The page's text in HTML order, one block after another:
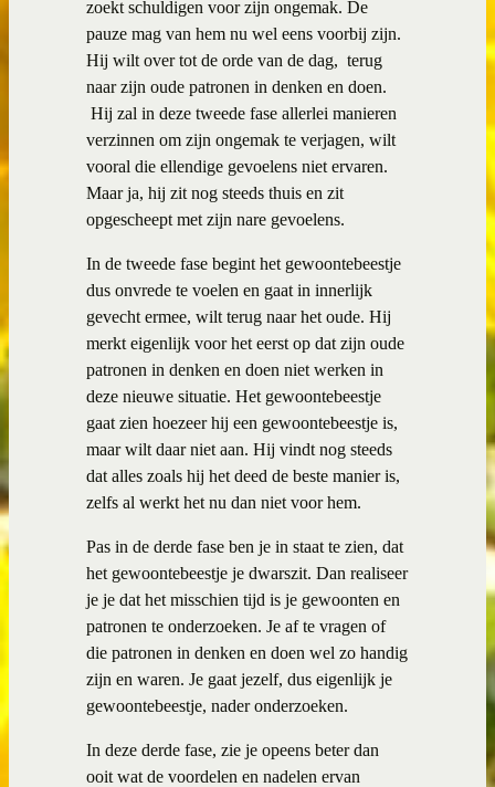
zoekt schuldigen voor zijn ongemak. De
pauze mag van hem nu wel eens voorbij zijn.
Hij wilt over tot de orde van de dag, terug
naar zijn oude patronen in denken en doen.
Hij zal in deze tweede fase allerlei manieren
verzinnen om zijn ongemak te verjagen, wilt
vooral die ellendige gevoelens niet ervaren.
Maar ja, hij zit nog steeds thuis en zit
opgescheept met zijn nare gevoelens.
In de tweede fase begint het gewoontebeestje
dus onvrede te voelen en gaat in innerlijk
gevecht ermee, wilt terug naar het oude. Hij
merkt eigenlijk voor het eerst op dat zijn oude
patronen in denken en doen niet werken in
deze nieuwe situatie. Het gewoontebeestje
gaat zien hoezeer hij een gewoontebeestje is,
maar wilt daar niet aan. Hij vindt nog steeds
dat alles zoals hij het deed de beste manier is,
zelfs al werkt het nu dan niet voor hem.
Pas in de derde fase ben je in staat te zien, dat
het gewoontebeestje je dwarszit. Dan realiseer
je je dat het misschien tijd is je gewoonten en
patronen te onderzoeken. Je af te vragen of
die patronen in denken en doen wel zo handig
zijn en waren. Je gaat jezelf, dus eigenlijk je
gewoontebeestje, nader onderzoeken.
In deze derde fase, zie je opeens beter dan
ooit wat de voordelen en nadelen ervan